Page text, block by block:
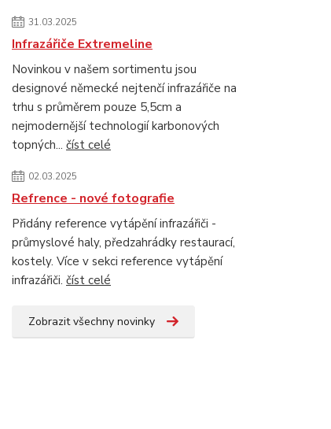
31.03.2025
Infrazářiče Extremeline
Novinkou v našem sortimentu jsou
designové německé nejtenčí infrazářiče na
trhu s průměrem pouze 5,5cm a
nejmodernější technologií karbonových
topných... číst celé
02.03.2025
Refrence - nové fotografie
Přidány reference vytápění infrazářiči -
průmyslové haly, předzahrádky restaurací,
kostely. Více v sekci reference vytápění
infrazářiči. číst celé
Zobrazit všechny novinky